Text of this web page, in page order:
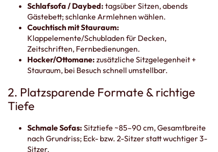
Schlafsofa / Daybed: tagsüber Sitzen, abends
Gästebett; schlanke Armlehnen wählen.
Couchtisch mit Stauraum:
Klappelemente/Schubladen für Decken,
Zeitschriften, Fernbedienungen.
Hocker/Ottomane: zusätzliche Sitzgelegenheit +
Stauraum, bei Besuch schnell umstellbar.
2. Platzsparende Formate & richtige
Tiefe
Schmale Sofas: Sitztiefe ~85–90 cm, Gesamtbreite
nach Grundriss; Eck- bzw. 2-Sitzer statt wuchtiger 3-
Sitzer.